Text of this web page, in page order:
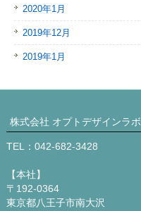
2020年1月
2019年12月
2019年1月
株式会社 オプトデザインラボ
TEL：042-682-3428
【本社】
〒192-0364
東京都八王子市南大沢